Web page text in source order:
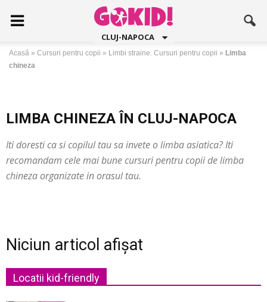
CLUJ-NAPOCA
Acasă » Cursuri pentru copii » Limbi straine. Cursuri pentru copii » Limba
chineza
LIMBA CHINEZA ÎN CLUJ-NAPOCA
Iti doresti ca si copilul tau sa invete o limba asiatica? Iti
recomandam cele mai bune cursuri pentru copii de limba
chineza organizate in orasul tau.
Niciun articol afișat
Locatii kid-friendly